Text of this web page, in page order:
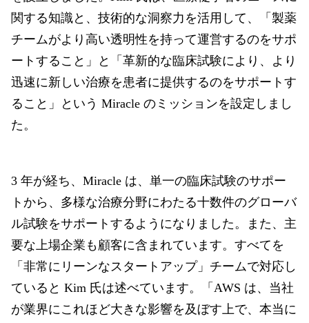
関する知識と、技術的な洞察力を活用して、「製薬
チームがより高い透明性を持って運営するのをサポ
ートすること」と「革新的な臨床試験により、より
迅速に新しい治療を患者に提供するのをサポートす
ること」という Miracle のミッションを設定しまし
た。
3 年が経ち、Miracle は、単一の臨床試験のサポー
トから、多様な治療分野にわたる十数件のグローバ
ル試験をサポートするようになりました。また、主
要な上場企業も顧客に含まれています。すべてを
「非常にリーンなスタートアップ」チームで対応し
ていると Kim 氏は述べています。「AWS は、当社
が業界にこれほど大きな影響を及ぼす上で、本当に